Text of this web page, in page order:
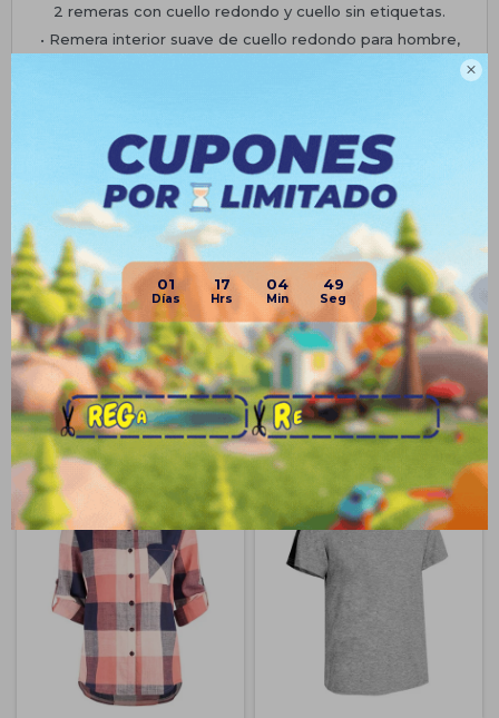

01 17 04 49
2 remeras con cuello redondo y cuello sin etiquetas.
• Remera interior suave de cuello redondo para hombre,
suave y agradable al tacto, color sólido, ajuste delgado para
para toda ocasión.
• Lavar a máquina con agua fría
Planes de cuotas
Envíos
Medios de pago
Productos que te pueden interesar